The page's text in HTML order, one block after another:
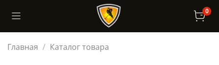
0
Главная Каталог товара